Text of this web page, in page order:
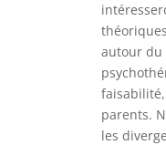
autour du
parents.
les